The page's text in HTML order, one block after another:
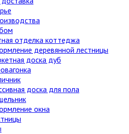
отделка коттеджа
деревянной лестницы
доска дуб
доска для пола
окна